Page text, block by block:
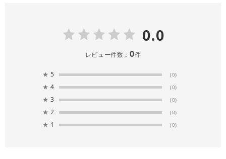
0.0
レビュー件数： 0件
★ 5 (0)
★ 4 (0)
★ 3 (0)
★ 2 (0)
★ 1 (0)